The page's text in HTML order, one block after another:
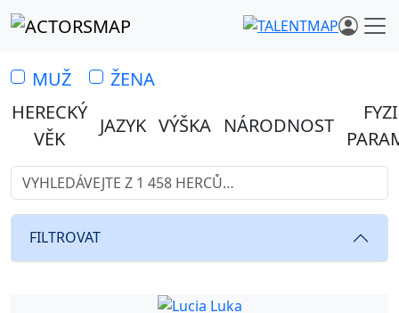
MUŽ
ŽENA
HERECKÝ
VĚK
JAZYK VÝŠKA NÁRODNOST
FILTROVAT